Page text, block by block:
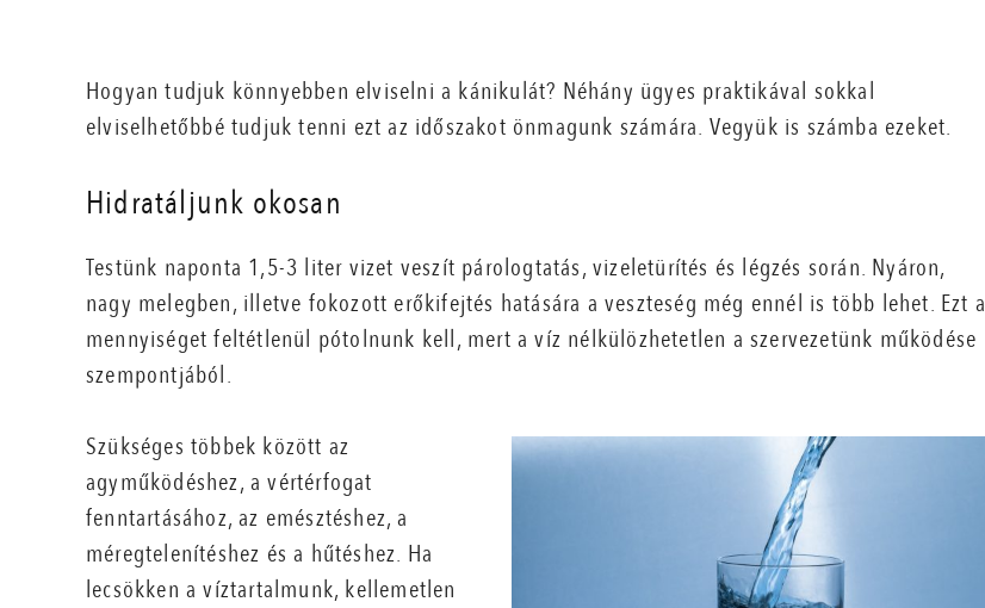
Hogyan tudjuk könnyebben elviselni a kánikulát? Néhány ügyes praktikával sokkal
elviselhetőbbé tudjuk tenni ezt az időszakot önmagunk számára. Vegyük is számba ezeket.
Hidratáljunk okosan
Testünk naponta 1,5-3 liter vizet veszít párologtatás, vizeletürítés és légzés során. Nyáron,
nagy melegben, illetve fokozott erőkifejtés hatására a veszteség még ennél is több lehet. Ezt a
mennyiséget feltétlenül pótolnunk kell, mert a víz nélkülözhetetlen a szervezetünk működése
szempontjából.
Szükséges többek között az
agyműködéshez, a vértérfogat
fenntartásához, az emésztéshez, a
méregtelenítéshez és a hűtéshez. Ha
lecsökken a víztartalmunk, kellemetlen